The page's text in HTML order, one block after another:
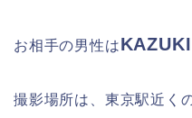
お相手の男性はKAZUKI
撮影場所は、東京駅近く